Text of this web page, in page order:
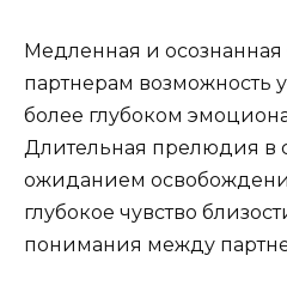
Медленная и осознанная
партнерам возможность
более глубоком
Длительная прелюдия в
ожиданием
глубокое чувство
понимания между